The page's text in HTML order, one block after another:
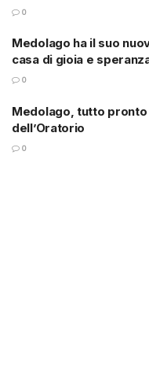
0
Medolago ha il suo
casa di gioia e
0
Medolago, tutto
dell’Oratorio
0